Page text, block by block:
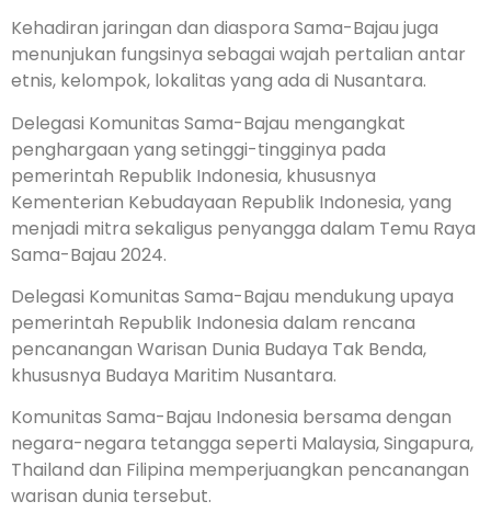
Kehadiran jaringan dan diaspora Sama-Bajau juga
menunjukan fungsinya sebagai wajah pertalian antar
etnis, kelompok, lokalitas yang ada di Nusantara.
Delegasi Komunitas Sama-Bajau mengangkat
penghargaan yang setinggi-tingginya pada
pemerintah Republik Indonesia, khususnya
Kementerian Kebudayaan Republik Indonesia, yang
menjadi mitra sekaligus penyangga dalam Temu Raya
Sama-Bajau 2024.
Delegasi Komunitas Sama-Bajau mendukung upaya
pemerintah Republik Indonesia dalam rencana
pencanangan Warisan Dunia Budaya Tak Benda,
khususnya Budaya Maritim Nusantara.
Komunitas Sama-Bajau Indonesia bersama dengan
negara-negara tetangga seperti Malaysia, Singapura,
Thailand dan Filipina memperjuangkan pencanangan
warisan dunia tersebut.